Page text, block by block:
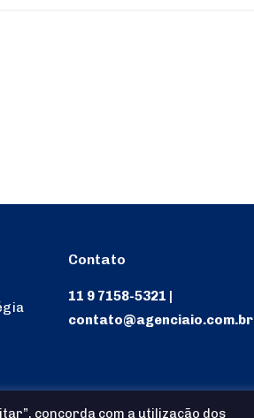
Contato
11 9 7158-5321 |
contato@agenciaio.com.br
concorda com a utilização dos